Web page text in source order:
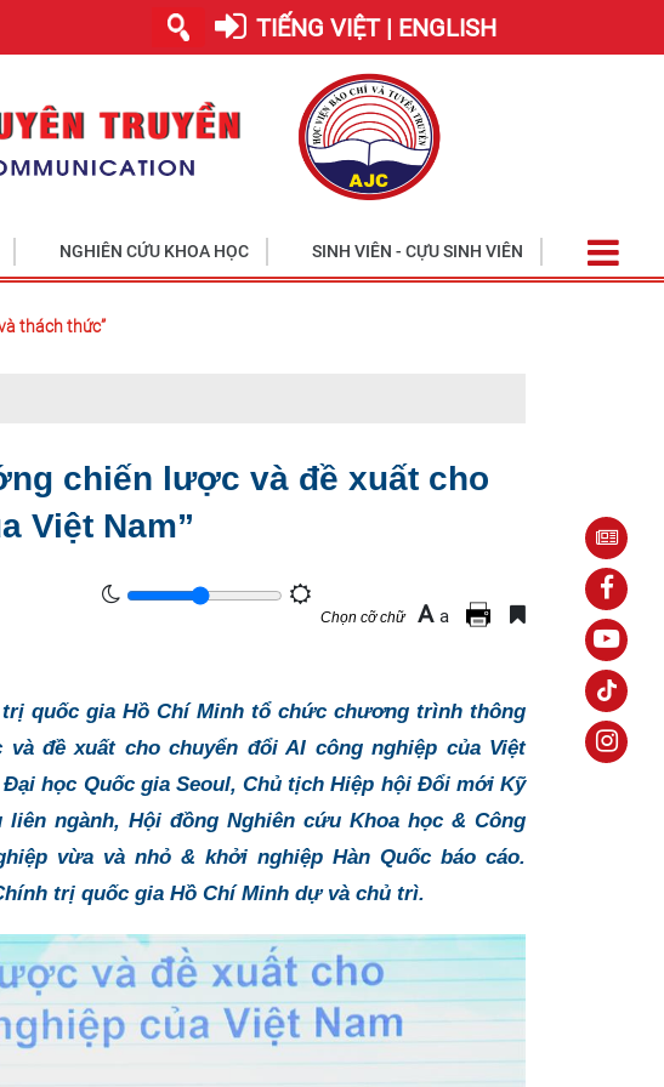
TIẾNG VIỆT | ENGLISH
NGHIÊN CỨU KHOA HỌC SINH VIÊN - CỰU SINH VIÊN
thách thức”
chiến lược và đề xuất cho
Việt Nam”
Chọn cỡ chữ A a
trị quốc gia Hồ Chí Minh tổ chức chương trình thông
đề xuất cho chuyển đổi AI công nghiệp của Việt
học Quốc gia Seoul, Chủ tịch Hiệp hội Đổi mới Kỹ
ngành, Hội đồng Nghiên cứu Khoa học & Công
vừa và nhỏ & khởi nghiệp Hàn Quốc báo cáo.
trị quốc gia Hồ Chí Minh dự và chủ trì.